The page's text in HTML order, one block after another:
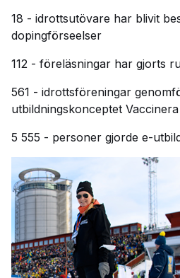
18 - idrottsutövare har blivit
dopingförseelser
112 - föreläsningar har gjorts
561 - idrottsföreningar
utbildningskonceptet
5 555 - personer gjorde e-